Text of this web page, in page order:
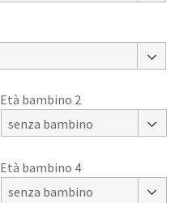
Età bambino 2
senza bambino
Età bambino 4
senza bambino